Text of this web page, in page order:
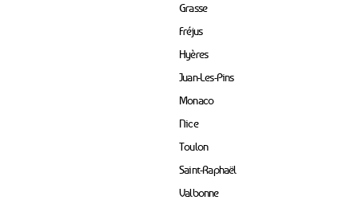
Grasse
Fréjus
Hyères
Juan-Les-Pins
Monaco
Nice
Toulon
Saint-Raphaël
Valbonne